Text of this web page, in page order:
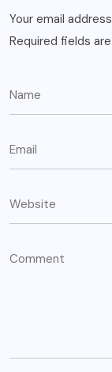
Your email
Required fields